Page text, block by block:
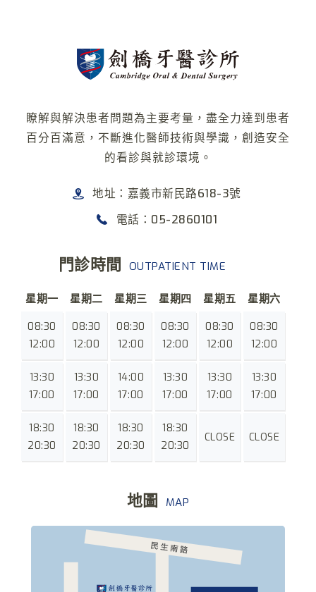
瞭解與解決患者問題為主要考量，盡全力達到患者
百分百滿意，不斷進化醫師技術與學識，創造安全
的看診與就診環境。
地址：嘉義市新民路618-3號
電話：05-2860101
門診時間 OUTPATIENT TIME
星期一 星期二 星期三 星期四 星期五 星期六
08:30
12:00
08:30
12:00
08:30
12:00
08:30
12:00
08:30
12:00
08:30
12:00
13:30
17:00
13:30
17:00
14:00
17:00
13:30
17:00
13:30
17:00
13:30
17:00
18:30
20:30
18:30
20:30
18:30
20:30
18:30
20:30
CLOSE CLOSE
地圖 MAP